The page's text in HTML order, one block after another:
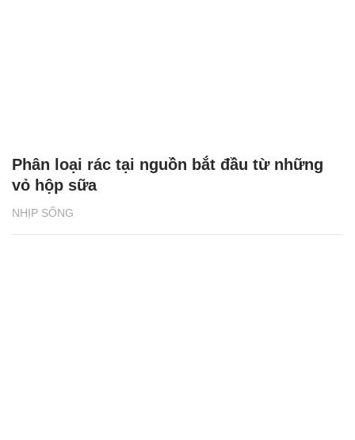
NHỊP SỐNG
Phân loại rác tại nguồn bắt đầu từ những
vỏ hộp sữa